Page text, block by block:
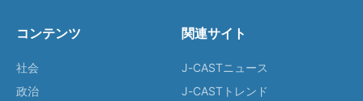
コンテンツ
社会
政治
関連サイト
J-CASTニュース
J-CASTトレンド